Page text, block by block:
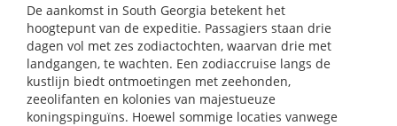
De aankomst in South Georgia betekent het
hoogtepunt van de expeditie. Passagiers staan drie
dagen vol met zes zodiactochten, waarvan drie met
landgangen, te wachten. Een zodiaccruise langs de
kustlijn biedt ontmoetingen met zeehonden,
zeeolifanten en kolonies van majestueuze
koningspinguïns. Hoewel sommige locaties vanwege